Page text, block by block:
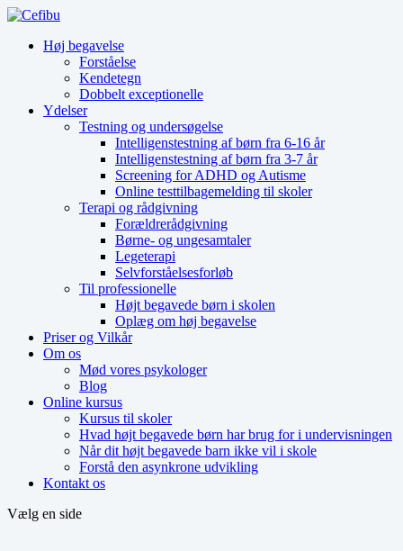
Høj begavelse
Forståelse
Kendetegn
Dobbelt exceptionelle
Ydelser
Testning og undersøgelse
Intelligenstestning af børn fra 6-16 år
Intelligenstestning af børn fra 3-7 år
Screening for ADHD og Autisme
Online testtilbagemelding til skoler
Terapi og rådgivning
Forældrerådgivning
Børne- og ungesamtaler
Legeterapi
Selvforståelsesforløb
Til professionelle
Højt begavede børn i skolen
Oplæg om høj begavelse
Priser og Vilkår
Om os
Mød vores psykologer
Blog
Online kursus
Kursus til skoler
Hvad højt begavede børn har brug for i undervisningen
Når dit højt begavede barn ikke vil i skole
Forstå den asynkrone udvikling
Kontakt os
Vælg en side